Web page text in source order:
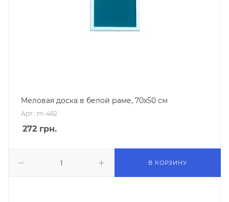
Меловая доска в белой раме, 70х50 см
Арт.: m-462
272 грн.
В КОРЗИНУ